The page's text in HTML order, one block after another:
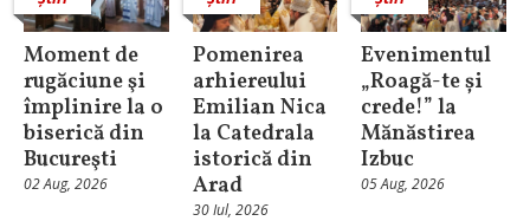
Moment de
rugăciune şi
împlinire la o
biserică din
Bucureşti
02 Aug, 2026
Pomenirea
arhiereului
Emilian Nica
la Catedrala
istorică din
Arad
30 Iul, 2026
Evenimentul
„Roagă-te și
crede!” la
Mănăstirea
Izbuc
05 Aug, 2026